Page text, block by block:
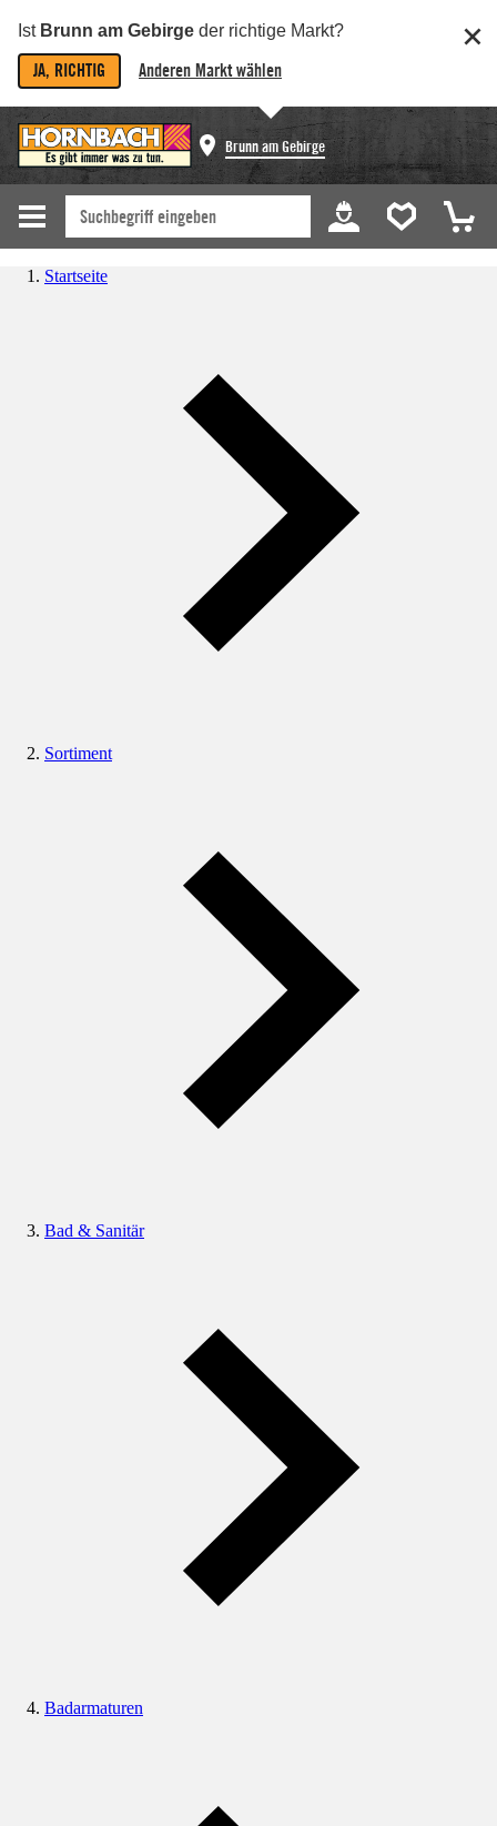
Ist Brunn am Gebirge der richtige Markt?
JA, RICHTIG Anderen Markt wählen
Brunn am Gebirge
Startseite
Sortiment
Bad & Sanitär
Badarmaturen